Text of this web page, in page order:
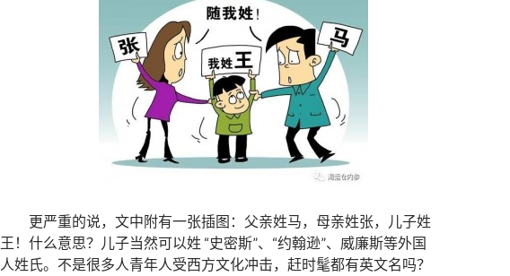
更严重的说，文中附有一张插图：父亲姓马，母亲姓张，儿子姓
王！什么意思？儿子当然可以姓 “史密斯”、“约翰逊”、威廉斯等外国
人姓氏。不是很多人青年人受西方文化冲击，赶时髦都有英文名吗？